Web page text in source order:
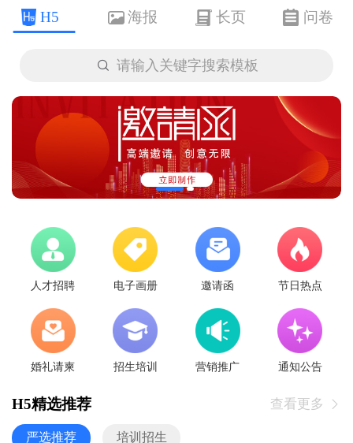
H5 海报 长页 问卷
 请输入关键字搜索模板
人才招聘 电子画册 邀请函 节日热点
婚礼请柬 招生培训 营销推广 通知公告
H5精选推荐 查看更多 
严选推荐 培训招生